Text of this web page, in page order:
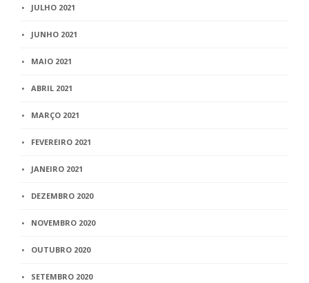
JULHO 2021
JUNHO 2021
MAIO 2021
ABRIL 2021
MARÇO 2021
FEVEREIRO 2021
JANEIRO 2021
DEZEMBRO 2020
NOVEMBRO 2020
OUTUBRO 2020
SETEMBRO 2020